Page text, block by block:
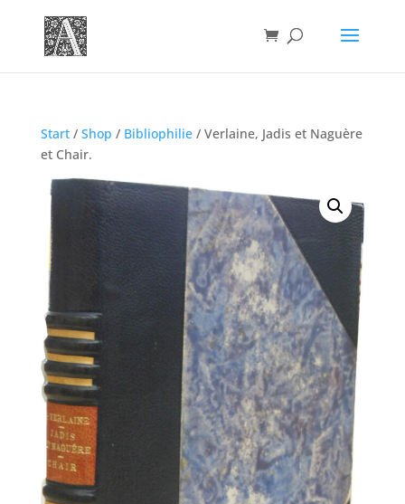
Start/ Shop / Bibliophilie/ Verlaine, Jadis et Naguère
et Chair.